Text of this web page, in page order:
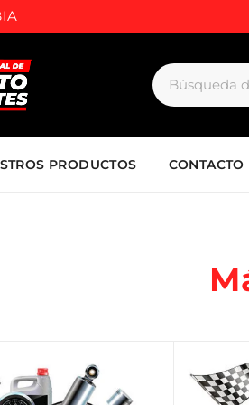
PRODUCTOS CONTACTO